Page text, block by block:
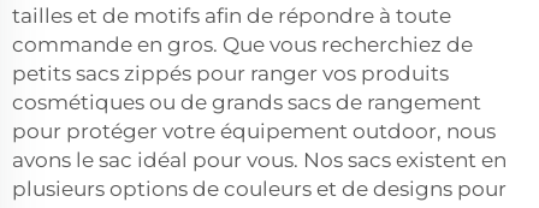
tailles et de motifs afin de répondre à toute
commande en gros. Que vous recherchiez de
petits sacs zippés pour ranger vos produits
cosmétiques ou de grands sacs de rangement
pour protéger votre équipement outdoor, nous
avons le sac idéal pour vous. Nos sacs existent en
plusieurs options de couleurs et de designs pour